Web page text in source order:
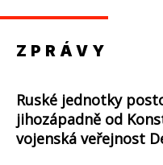
ZPRÁVY
Ruské jednotky
jihozápadně od
vojenská veřejnost